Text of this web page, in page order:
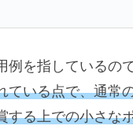
を指しているの
ている点で、通常
する上での小さな